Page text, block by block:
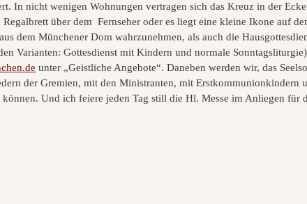
In nicht wenigen Wohnungen vertragen sich das Kreuz in der
über dem Fernseher oder es liegt eine kleine Ikone auf
dem Münchener Dom wahrzunehmen, als auch die
Varianten: Gottesdienst mit Kindern und normale
unter „Geistliche Angebote“. Daneben werden wir, das
der Gremien, mit den Ministranten, mit Erstkommunionkindern
Und ich feiere jeden Tag still die Hl. Messe im Anliegen für